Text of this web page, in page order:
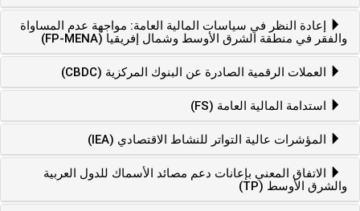
إعادة النظر في سياسات المالية العامة: مواجهة عدم المساواة
والفقر في منطقة الشرق الأوسط وشمال إفريقيا (FP-MENA)
العملات الرقمية الصادرة عن البنوك المركزية (CBDC)
استدامة المالية العامة (FS)
المؤشرات عالية التواتر للنشاط الاقتصادي (IEA)
الاتفاق المعني بإعانات دعم مصائد الأسماك للدول العربية
والشرق الأوسط (TP)